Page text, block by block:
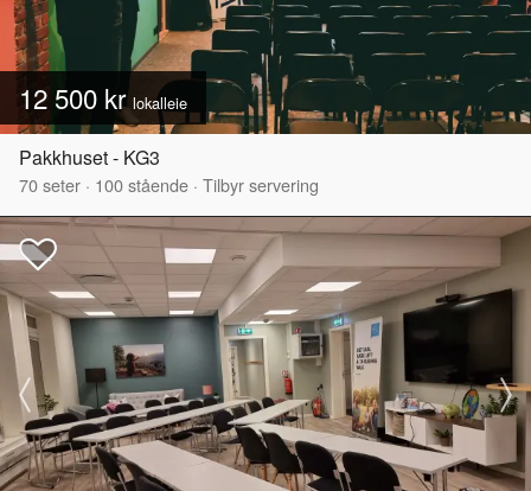
12 500 krlokalleie
Pakkhuset - KG3
70seter · 100stående · Tilbyr servering